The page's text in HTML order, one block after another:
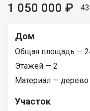
1 050 000 ₽
Дом
Общая площадь —
Этажей — 2
Материал — дерево
Участок